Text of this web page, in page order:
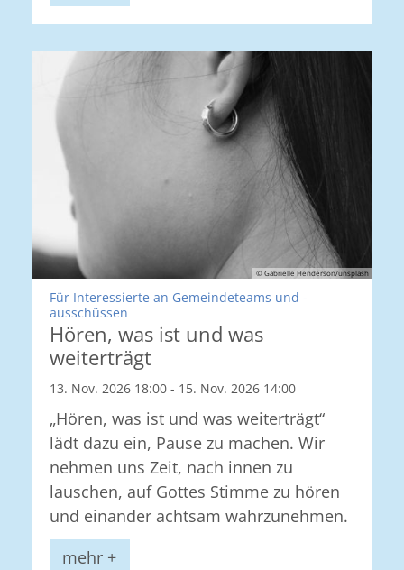
© Gabrielle Henderson/unsplash
Für Interessierte an Gemeindeteams und -
ausschüssen
Hören, was ist und was
weiterträgt
13. Nov. 2026 18:00 - 15. Nov. 2026 14:00
„Hören, was ist und was weiterträgt“
lädt dazu ein, Pause zu machen. Wir
nehmen uns Zeit, nach innen zu
lauschen, auf Gottes Stimme zu hören
und einander achtsam wahrzunehmen.
mehr +